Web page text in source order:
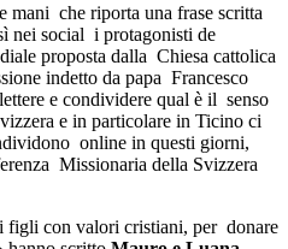
che riporta una frase scritta
nei social i protagonisti de
proposta dalla Chiesa cattolica
indetto da papa Francesco
e condividere qual è il senso
e in particolare in Ticino ci
online in questi giorni,
Missionaria della Svizzera
figli con valori cristiani, per donare